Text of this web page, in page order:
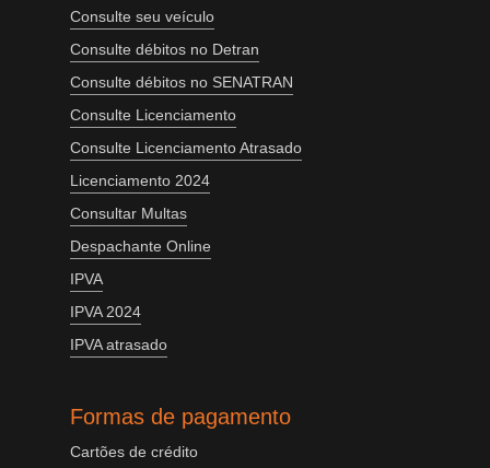
Consulte seu veículo
Consulte débitos no Detran
Consulte débitos no SENATRAN
Consulte Licenciamento
Consulte Licenciamento Atrasado
Licenciamento 2024
Consultar Multas
Despachante Online
IPVA
IPVA 2024
IPVA atrasado
Formas de pagamento
Cartões de crédito